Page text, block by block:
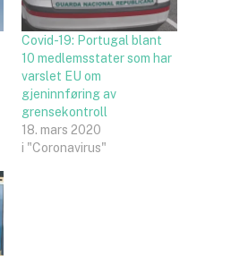
Covid-19: Portugal blant
10 medlemsstater som har
varslet EU om
gjeninnføring av
grensekontroll
18. mars 2020
i "Coronavirus"